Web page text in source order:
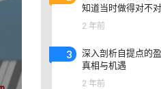
知道当时做得对不
2 年前
3
深入剖析自提点的
真相与机遇
2 年前